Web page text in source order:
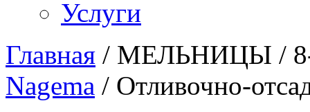
Услуги
Главная / МЕЛЬНИЦЫ /
Nagema / Отливочно-